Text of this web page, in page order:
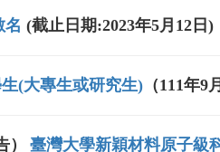
名 (截止日期:2023年5月12日)
(大專生或研究生) （111年9
） 臺灣大學新穎材料原子級